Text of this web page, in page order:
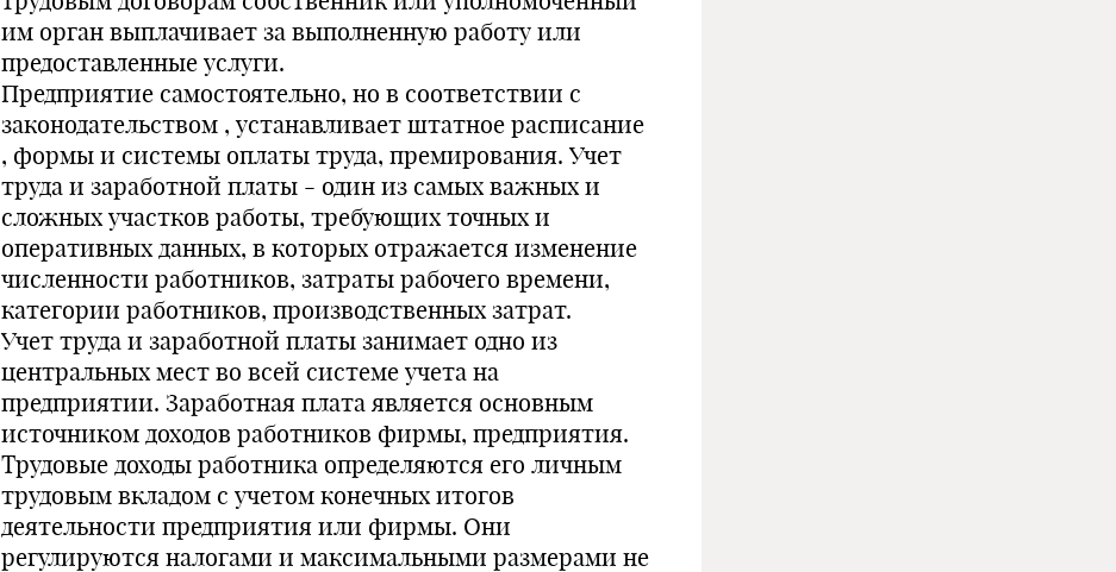
им орган выплачивает за выполненную работу или
предоставленные услуги.
Предприятие самостоятельно, но в соответствии с
законодательством , устанавливает штатное расписание
, формы и системы оплаты труда, премирования. Учет
труда и заработной платы - один из самых важных и
сложных участков работы, требующих точных и
оперативных данных, в которых отражается изменение
численности работников, затраты рабочего времени,
категории работников, производственных затрат.
Учет труда и заработной платы занимает одно из
центральных мест во всей системе учета на
предприятии. Заработная плата является основным
источником доходов работников фирмы, предприятия.
Трудовые доходы работника определяются его личным
трудовым вкладом с учетом конечных итогов
деятельности предприятия или фирмы. Они
регулируются налогами и максимальными размерами не